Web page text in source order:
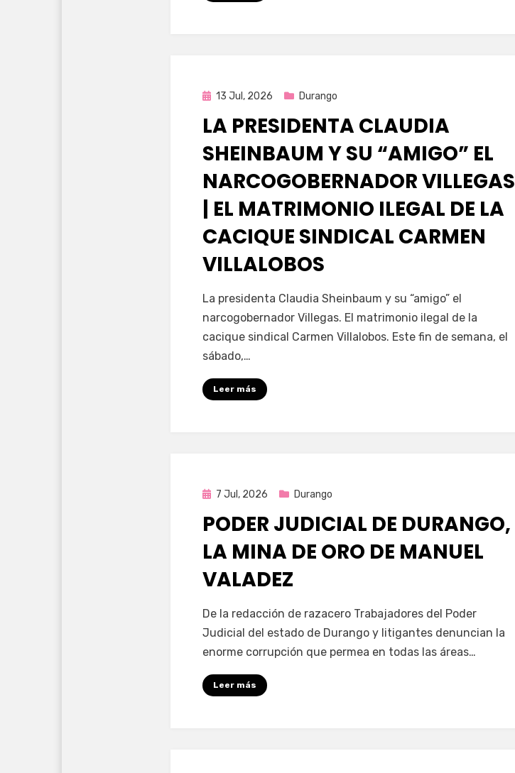
Publicada
13 Jul, 2026 Durango
LA PRESIDENTA CLAUDIA
SHEINBAUM Y SU “AMIGO” EL
NARCOGOBERNADOR VILLEGAS
| EL MATRIMONIO ILEGAL DE LA
CACIQUE SINDICAL CARMEN
VILLALOBOS
porFernando Miranda Servín
La presidenta Claudia Sheinbaum y su “amigo” el
narcogobernador Villegas. El matrimonio ilegal de la
cacique sindical Carmen Villalobos. Este fin de semana, el
sábado,…
Leer más
Publicada
7 Jul, 2026 Durango
PODER JUDICIAL DE DURANGO,
LA MINA DE ORO DE MANUEL
VALADEZ
porFernando Miranda Servín
De la redacción de razacero Trabajadores del Poder
Judicial del estado de Durango y litigantes denuncian la
enorme corrupción que permea en todas las áreas…
Leer más